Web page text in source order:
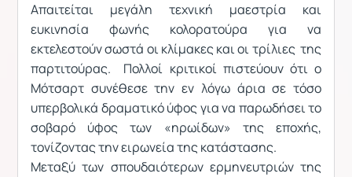
Απαιτείται μεγάλη τεχνική μαεστρία και
ευκινησία φωνής κολορατούρα για να
εκτελεστούν σωστά οι κλίμακες και οι τρίλιες της
παρτιτούρας. Πολλοί κριτικοί πιστεύουν ότι ο
Μότσαρτ συνέθεσε την εν λόγω άρια σε τόσο
υπερβολικά δραματικό ύφος για να παρωδήσει το
σοβαρό ύφος των «ηρωίδων» της εποχής,
τονίζοντας την ειρωνεία της κατάστασης.
Μεταξύ των σπουδαιότερων ερμηνευτριών της